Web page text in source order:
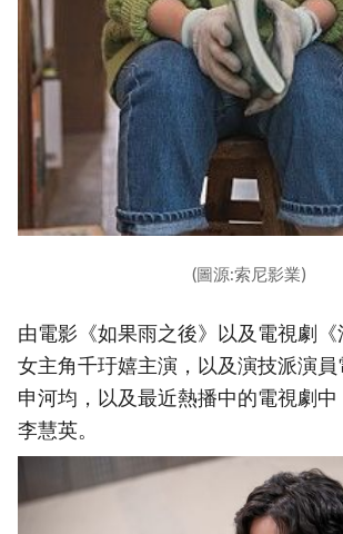
(圖源:索尼影業)
由電影《如果雨之後》以及電視劇
女主角千玗嬉主演，以及演技派演員
申河均，以及最近熱播中的電視劇
李慧英。